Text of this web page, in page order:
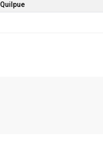
Quilpue